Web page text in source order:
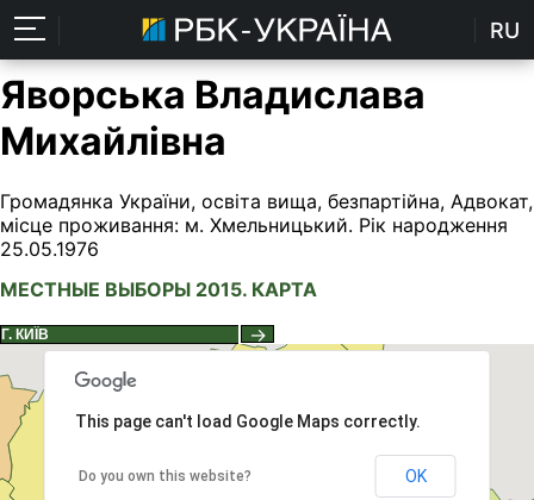
RU
Яворська Владислава
Михайлівна
Громадянка України, освіта вища, безпартійна, Адвокат,
місце проживання: м. Хмельницький. Рік народження
25.05.1976
МЕСТНЫЕ ВЫБОРЫ 2015. КАРТА
→
This page can't load Google Maps correctly.
Do you own this website? OK